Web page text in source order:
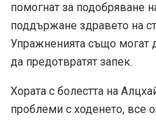
помогнат за подобряване
поддържане здравето на
Упражненията също могат
да предотвратят запек.
Хората с болестта на
проблеми с ходенето, все